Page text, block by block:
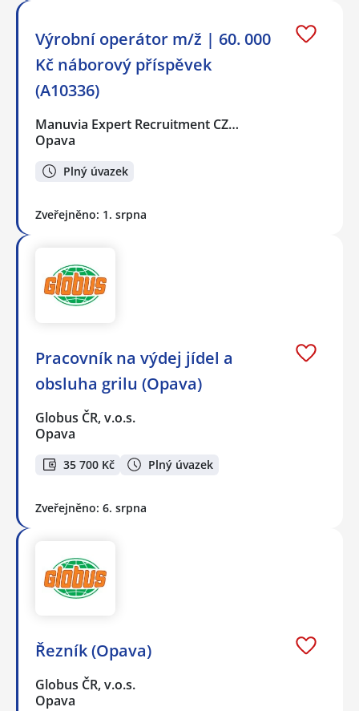
Výrobní operátor m/ž | 60. 000
Kč náborový příspěvek
(A10336)
Manuvia Expert Recruitment CZ…
Opava
Plný úvazek
Zveřejněno: 1. srpna
Pracovník na výdej jídel a
obsluha grilu (Opava)
Globus ČR, v.o.s.
Opava
35 700 Kč Plný úvazek
Zveřejněno: 6. srpna
Řezník (Opava)
Globus ČR, v.o.s.
Opava